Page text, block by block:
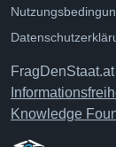
Knowledge